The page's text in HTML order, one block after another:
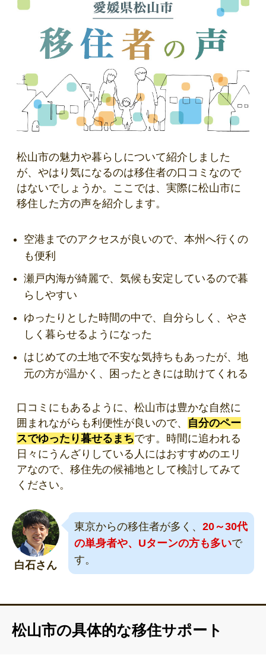
松山市の魅力や暮らしについて紹介しました
が、やはり気になるのは移住者の口コミなので
はないでしょうか。ここでは、実際に松山市に
移住した方の声を紹介します。
空港までのアクセスが良いので、本州へ行くの
も便利
瀬戸内海が綺麗で、気候も安定しているので暮
らしやすい
ゆったりとした時間の中で、自分らしく、やさ
しく暮らせるようになった
はじめての土地で不安な気持ちもあったが、地
元の方が温かく、困ったときには助けてくれる
口コミにもあるように、松山市は豊かな自然に
囲まれながらも利便性が良いので、 自分のペー
スでゆったり暮せるまちです。時間に追われる
日々にうんざりしている人にはおすすめのエリ
アなので、移住先の候補地として検討してみて
ください。
白石さん
東京からの移住者が多く、 20～30代
の単身者や、Uターンの方も多いで
す。
松山市の具体的な移住サポート